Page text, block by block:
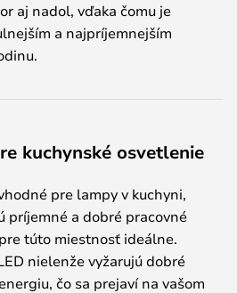
aj nadol, vďaka čomu je
a najpríjemnejším
kuchynské osvetlenie
pre lampy v kuchyni,
príjemné a dobré pracovné
túto miestnosť ideálne.
nielenže vyžarujú dobré
čo sa prejaví na vašom